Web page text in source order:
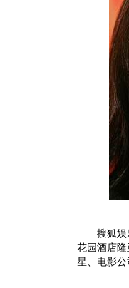
搜狐娱乐
花园酒店
星、电影公